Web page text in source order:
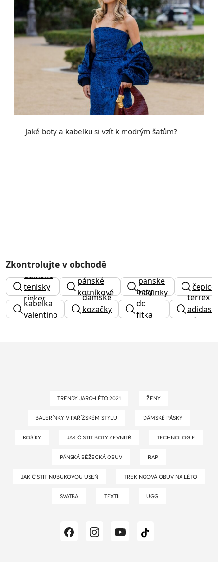
Jaké boty a kabelku si vzít k modrým šatům?
Zkontrolujte v obchodě
dámské
tenisky
rieker
elegantní
pánské
kotníkové
boty
panske
hodinky
čepice
kabelka
valentino
dámské
kozačky
tamaris
boty
do
fitka
terrex
adidas
dámské
TRENDY JARO-LÉTO 2021 ŽENY
BALERÍNKY V PAŘÍŽSKÉM STYLU DÁMSKÉ PÁSKY
KOŠÍKY JAK ČISTIT BOTY ZEVNITŘ TECHNOLOGIE
PÁNSKÁ BĚŽECKÁ OBUV RAP
JAK ČISTIT NUBUKOVOU USEŇ TREKINGOVÁ OBUV NA LÉTO
SVATBA TEXTIL UGG